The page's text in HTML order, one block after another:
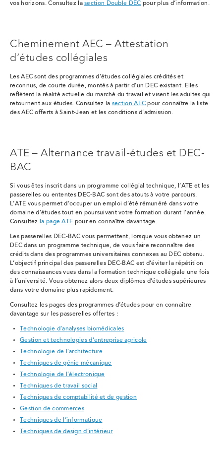
vos horizons. Consultez lasection Double DEC pour plus d’information.
Cheminement AEC – Attestation
d’études collégiales
Les AEC sont des programmes d’études collégiales crédités et
reconnus, de courte durée, montés à partir d'un DEC existant. Elles
reflètent la réalité actuelle du marché du travail et visent les adultes qui
retournent aux études. Consultez la section AEC pour connaître la liste
desAEC offerts à Saint-Jean et les conditions d’admission.
ATE – Alternance travail-études et DEC-
BAC
Si vous êtes inscrit dans un programme collégial technique, l’ATE et les
passerelles ou ententes DEC-BAC sont des atouts à votre parcours.
L’ATE vous permet d’occuper un emploi d’été rémunéré dans votre
domaine d’études tout en poursuivant votre formation durant l’année.
Consultez la pageATE pour en connaître davantage.
Les passerelles DEC-BAC vous permettent, lorsque vous obtenez un
DEC dans un programme technique, de vous faire reconnaître des
crédits dans des programmes universitaires connexes au DEC obtenu.
L’objectif principal des passerelles DEC-BAC est d’éviter la répétition
des connaissances vues dans la formation technique collégiale une fois
à l’université. Vous obtenez alors deux diplômes d’études supérieures
dans votre domaine plus rapidement.
Consultez les pages des programmes d’études pour en connaître
davantage sur les passerelles offertes :
Technologie d’analyses biomédicales
Gestion et technologies d’entreprise agricole
Technologie de l’architecture
Techniques de génie mécanique
Technologie de l’électronique
Techniques de travail social
Techniques de comptabilité et de gestion
Gestion de commerces
Techniques de l’informatique
Techniques de design d’intérieur